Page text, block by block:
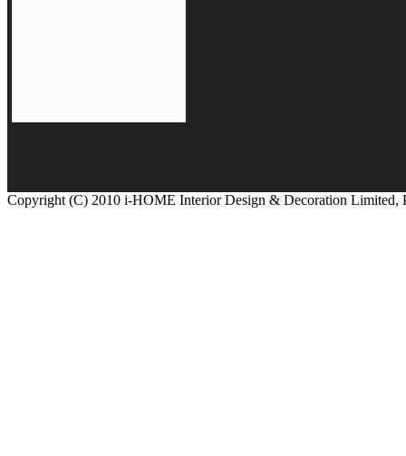
Copyright (C) 2010 i-HOME Interior Design & Decoration Limited,